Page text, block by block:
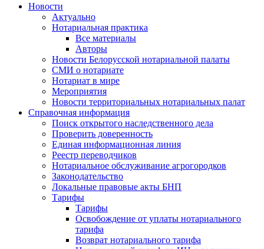
Новости
Актуально
Нотариальная практика
Все материалы
Авторы
Новости Белорусской нотариальной палаты
СМИ о нотариате
Нотариат в мире
Мероприятия
Новости территориальных нотариальных палат
Справочная информация
Поиск открытого наследственного дела
Проверить доверенность
Единая информационная линия
Реестр переводчиков
Нотариальное обслуживание агрогородков
Законодательство
Локальные правовые акты БНП
Тарифы
Тарифы
Освобождение от уплаты нотариального
тарифа
Возврат нотариального тарифа